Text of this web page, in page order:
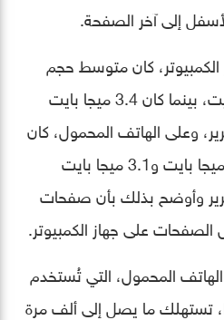
إلى آخر الصفحة.
الكمبيوتر، كان متوسط ​​حجم
الصفحة حوالي 2.7 ميجا بايت، بينما كان 3.4 ميجا بايت
وعلى الهاتف المحمول، كان
متوسط​​ حجم الصفحة 2.4 ميجا بايت و3.1 ميجا بايت
وأوضح بذلك بأن صفحات
الصفحات على جهاز الكمبيوتر.
المحمول، التي تُستخدم
تستهلك ما يصل إلى ألف مرة